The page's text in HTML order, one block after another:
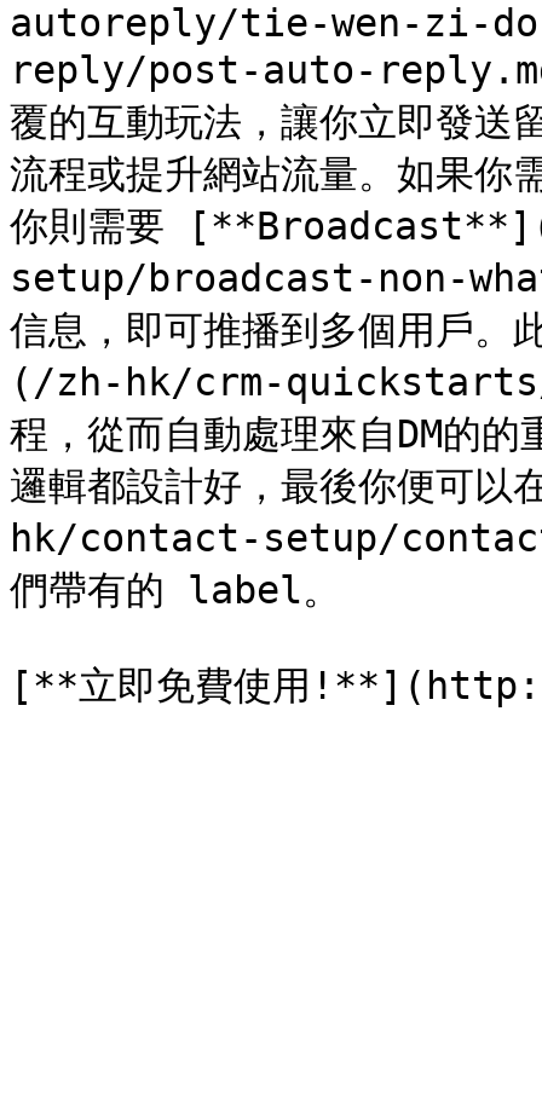
autoreply/tie-wen-zi-
reply/post-auto-reply.md)
覆的互動玩法，讓你立即發送
流程或提升網站流量。如果你
你則需要
setup/broadcast-non-
信息，即可推播到多個用戶
(/zh-hk/crm-quickstarts/
程，從而自動處理來自DM的
邏輯都設計好，最後你便
hk/contact-setup/
們帶有的 label。